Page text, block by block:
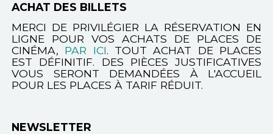
ACHAT DES BILLETS
MERCI DE PRIVILÉGIER LA RÉSERVATION EN
LIGNE POUR VOS ACHATS DE PLACES DE
CINÉMA, PAR ICI. TOUT ACHAT DE PLACES
EST DÉFINITIF. DES PIÈCES JUSTIFICATIVES
VOUS SERONT DEMANDÉES À L'ACCUEIL
POUR LES PLACES À TARIF RÉDUIT.
NEWSLETTER